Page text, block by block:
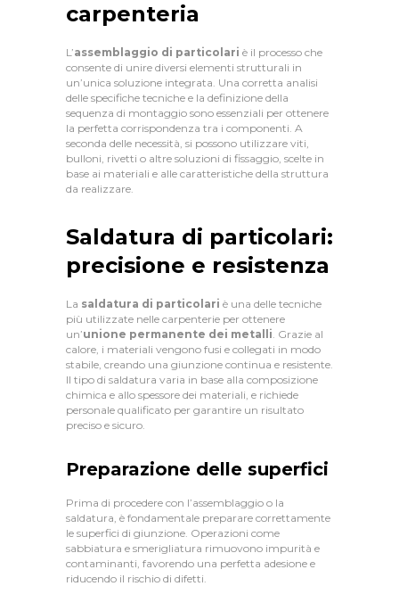
carpenteria
L’assemblaggio di particolari è il processo che
consente di unire diversi elementi strutturali in
un’unica soluzione integrata. Una corretta analisi
delle specifiche tecniche e la definizione della
sequenza di montaggio sono essenziali per ottenere
la perfetta corrispondenza tra i componenti. A
seconda delle necessità, si possono utilizzare viti,
bulloni, rivetti o altre soluzioni di fissaggio, scelte in
base ai materiali e alle caratteristiche della struttura
da realizzare.
Saldatura di particolari:
precisione e resistenza
La saldatura di particolari è una delle tecniche
più utilizzate nelle carpenterie per ottenere
un’unione permanente dei metalli. Grazie al
calore, i materiali vengono fusi e collegati in modo
stabile, creando una giunzione continua e resistente.
Il tipo di saldatura varia in base alla composizione
chimica e allo spessore dei materiali, e richiede
personale qualificato per garantire un risultato
preciso e sicuro.
Preparazione delle superfici
Prima di procedere con l’assemblaggio o la
saldatura, è fondamentale preparare correttamente
le superfici di giunzione. Operazioni come
sabbiatura e smerigliatura rimuovono impurità e
contaminanti, favorendo una perfetta adesione e
riducendo il rischio di difetti.